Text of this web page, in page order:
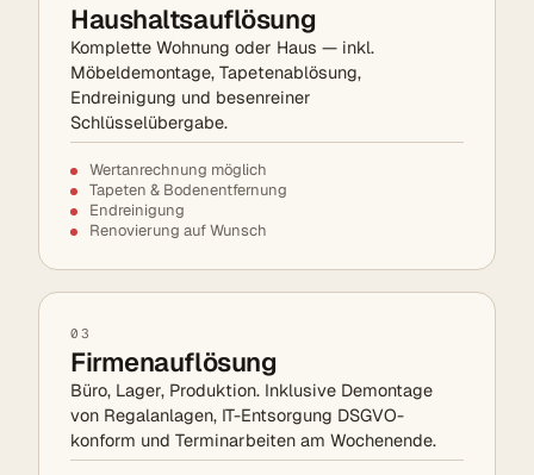
Haushaltsauflösung
Komplette Wohnung oder Haus — inkl.
Möbeldemontage, Tapetenablösung,
Endreinigung und besenreiner
Schlüsselübergabe.
Wertanrechnung möglich
Tapeten & Bodenentfernung
Endreinigung
Renovierung auf Wunsch
03
Firmenauflösung
Büro, Lager, Produktion. Inklusive Demontage
von Regalanlagen, IT-Entsorgung DSGVO-
konform und Terminarbeiten am Wochenende.